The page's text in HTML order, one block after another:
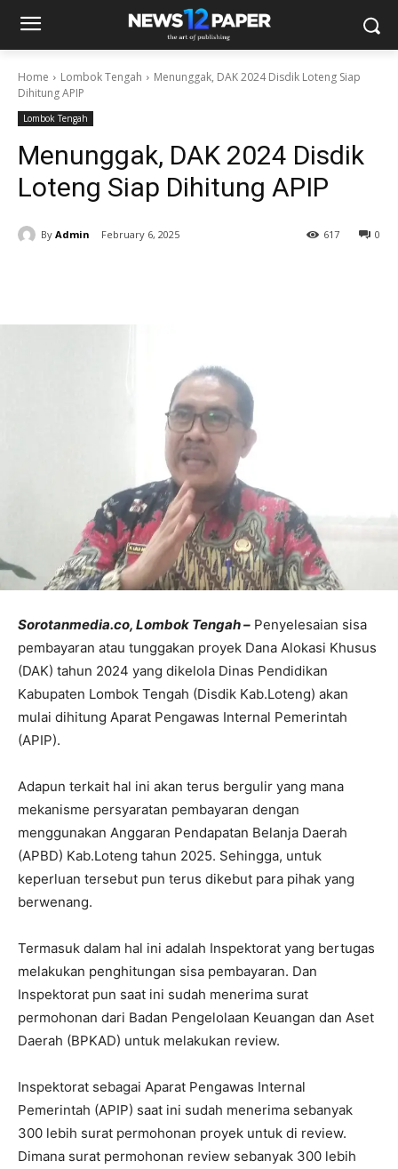
Home Lombok Tengah
Menunggak, DAK 2024 Disdik Loteng Siap
Dihitung APIP
Lombok Tengah
Menunggak, DAK 2024 Disdik
Loteng Siap Dihitung APIP
By Admin February 6, 2025 0
617
Sorotanmedia.co, Lombok Tengah – Penyelesaian sisa
pembayaran atau tunggakan proyek Dana Alokasi Khusus
(DAK) tahun 2024 yang dikelola Dinas Pendidikan
Kabupaten Lombok Tengah (Disdik Kab.Loteng) akan
mulai dihitung Aparat Pengawas Internal Pemerintah
(APIP).
Adapun terkait hal ini akan terus bergulir yang mana
mekanisme persyaratan pembayaran dengan
menggunakan Anggaran Pendapatan Belanja Daerah
(APBD) Kab.Loteng tahun 2025. Sehingga, untuk
keperluan tersebut pun terus dikebut para pihak yang
berwenang.
Termasuk dalam hal ini adalah Inspektorat yang bertugas
melakukan penghitungan sisa pembayaran. Dan
Inspektorat pun saat ini sudah menerima surat
permohonan dari Badan Pengelolaan Keuangan dan Aset
Daerah (BPKAD) untuk melakukan review.
Inspektorat sebagai Aparat Pengawas Internal
Pemerintah (APIP) saat ini sudah menerima sebanyak
300 lebih surat permohonan proyek untuk di review.
Dimana surat permohonan review sebanyak 300 lebih